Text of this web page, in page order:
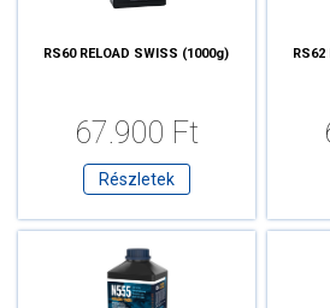
RS60 RELOAD SWISS (1000g)
67.900 Ft
Részletek
RS62